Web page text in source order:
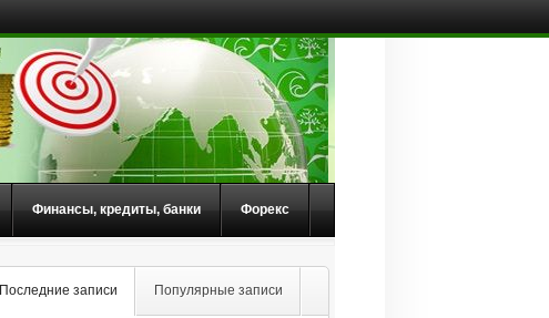
Финансы, кредиты, банки Форекс
Последние записи Популярные записи